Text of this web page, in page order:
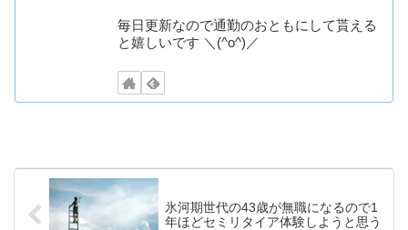
毎日更新なので通勤のおともにして貰える
と嬉しいです ＼(^o^)／
氷河期世代の43歳が無職になるので1
年ほどセミリタイア体験しようと思う